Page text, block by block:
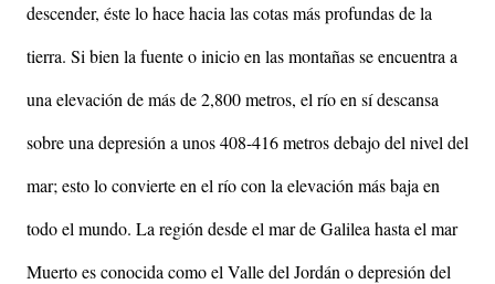
descender, éste lo hace hacia las cotas más profundas de la
tierra. Si bien la fuente o inicio en las montañas se encuentra a
una elevación de más de 2,800 metros, el río en sí descansa
sobre una depresión a unos 408-416 metros debajo del nivel del
mar; esto lo convierte en el río con la elevación más baja en
todo el mundo. La región desde el mar de Galilea hasta el mar
Muerto es conocida como el Valle del Jordán o depresión del